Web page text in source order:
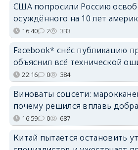
США попросили Россию
осуждённого на 10 лет
16:40 2 333
Facebook* снёс публикацию
объяснил всё технической
22:16 0 384
Виноваты соцсети:
почему решился вплавь
16:59 0 687
Китай пытается остановить